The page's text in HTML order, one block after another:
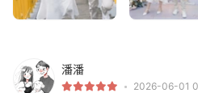
潘潘
2026-06-01